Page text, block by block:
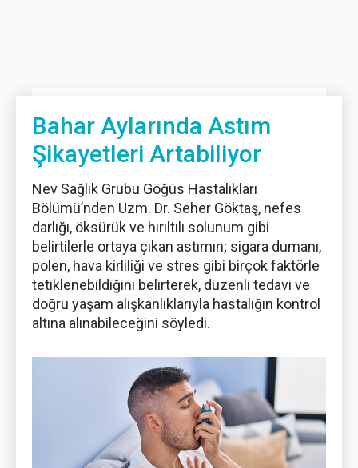
Bahar Aylarında Astım
Şikayetleri Artabiliyor
Nev Sağlık Grubu Göğüs Hastalıkları
Bölümü’nden Uzm. Dr. Seher Göktaş, nefes
darlığı, öksürük ve hırıltılı solunum gibi
belirtilerle ortaya çıkan astımın; sigara dumanı,
polen, hava kirliliği ve stres gibi birçok faktörle
tetiklenebildiğini belirterek, düzenli tedavi ve
doğru yaşam alışkanlıklarıyla hastalığın kontrol
altına alınabileceğini söyledi.